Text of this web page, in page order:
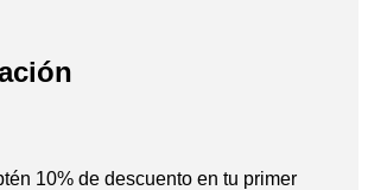
10% de descuento en tu primer